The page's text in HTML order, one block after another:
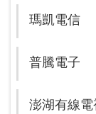
瑪凱電信
普騰電子
澎湖有線電